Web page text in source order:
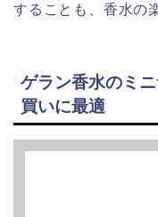
することも、香水の
ゲラン香水のミ
買いに最適